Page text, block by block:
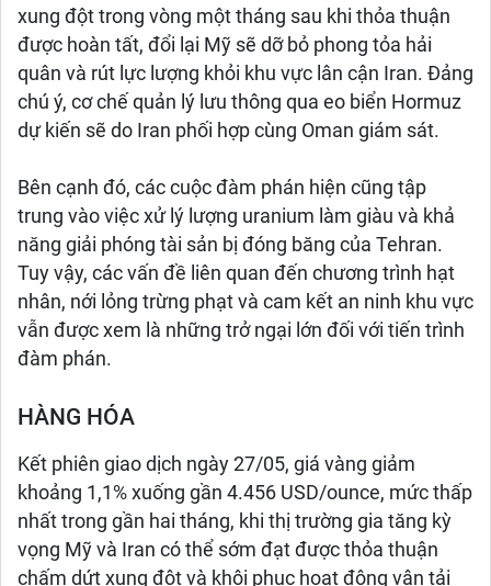
xung đột trong vòng một tháng sau khi thỏa thuận
được hoàn tất, đổi lại Mỹ sẽ dỡ bỏ phong tỏa hải
quân và rút lực lượng khỏi khu vực lân cận Iran. Đảng
chú ý, cơ chế quản lý lưu thông qua eo biển Hormuz
dự kiến sẽ do Iran phối hợp cùng Oman giám sát.
Bên cạnh đó, các cuộc đàm phán hiện cũng tập
trung vào việc xử lý lượng uranium làm giàu và khả
năng giải phóng tài sản bị đóng băng của Tehran.
Tuy vậy, các vấn đề liên quan đến chương trình hạt
nhân, nới lỏng trừng phạt và cam kết an ninh khu vực
vẫn được xem là những trở ngại lớn đối với tiến trình
đàm phán.
HÀNG HÓA
Kết phiên giao dịch ngày 27/05, giá vàng giảm
khoảng 1,1% xuống gần 4.456 USD/ounce, mức thấp
nhất trong gần hai tháng, khi thị trường gia tăng kỳ
vọng Mỹ và Iran có thể sớm đạt được thỏa thuận
chấm dứt xung đột và khôi phục hoạt động vận tải